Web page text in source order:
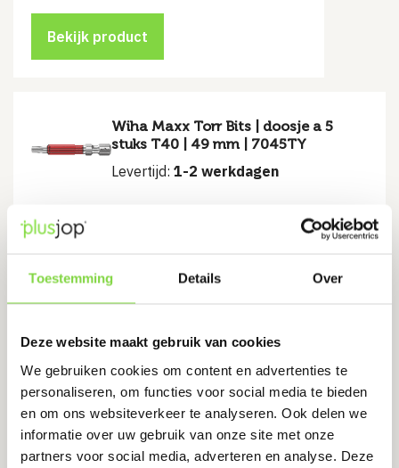
Toestemming Details Over
Deze website maakt gebruik van cookies
We gebruiken cookies om content en advertenties te
personaliseren, om functies voor social media te bieden
en om ons websiteverkeer te analyseren. Ook delen we
informatie over uw gebruik van onze site met onze
partners voor social media, adverteren en analyse. Deze
Bekijk product
Wiha Maxx Torr Bits | doosje a 5
stuks T40 | 49 mm | 7045TY
Levertijd: 1-2 werkdagen
Oorspronkelijke
prijs
€24.00
Huidige
prijs
Bekijk product
Misschien kunt u dit ook gebruiken
Tellerkopschroeven 6 x 180 | T30 |
verzinkt | 50 stuks